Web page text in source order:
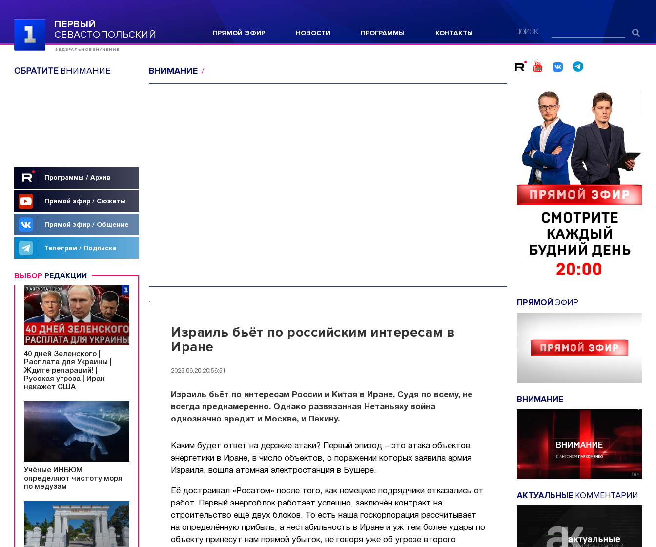
ПЕРВЫЙ
СЕВАСТОПОЛЬСКИЙ
ФЕДЕРАЛЬНОЕ ЗНАЧЕНИЕ
ПРЯМОЙ ЭФИР НОВОСТИ ПРОГРАММЫ КОНТАКТЫ ПОИСК
ОБРАТИТЕВНИМАНИЕ
Программы / Архив
Прямой эфир / Сюжеты
Прямой эфир / Общение
Телеграм / Подписка
ВЫБОР РЕДАКЦИИ
40 дней Зеленского |
Расплата для Украины |
Ждите репараций! |
Русская угроза | Иран
накажет США
Учёные ИНБЮМ
определяют чистоту моря
по медузам
ВНИМАНИЕ
.
Израиль бьёт по российским интересам в
Иране
2025.06.20 20:56:51
Израиль бьёт по интересам России и Китая в Иране. Судя по всему, не
всегда преднамеренно. Однако развязанная Нетаньяху война
однозначно вредит и Москве, и Пекину.
Каким будет ответ на дерзкие атаки? Первый эпизод – это атака объектов
энергетики в Иране, в число объектов, о поражении которых заявила армия
Израиля, вошла атомная электростанция в Бушере.
Её достраивал «Росатом» после того, как немецкие подрядчики отказались от
работ. Первый энергоблок работает успешно, заключён контракт на
строительство ещё двух блоков. То есть наша госкорпорация рассчитывает
на определённую прибыль, а нестабильность в Иране и уж тем более удары по
объекту принесут нам прямой убыток, не говоря уже об угрозе второго
ПРЯМОЙ ЭФИР
ВНИМАНИЕ
АКТУАЛЬНЫЕ КОММЕНТАРИИ